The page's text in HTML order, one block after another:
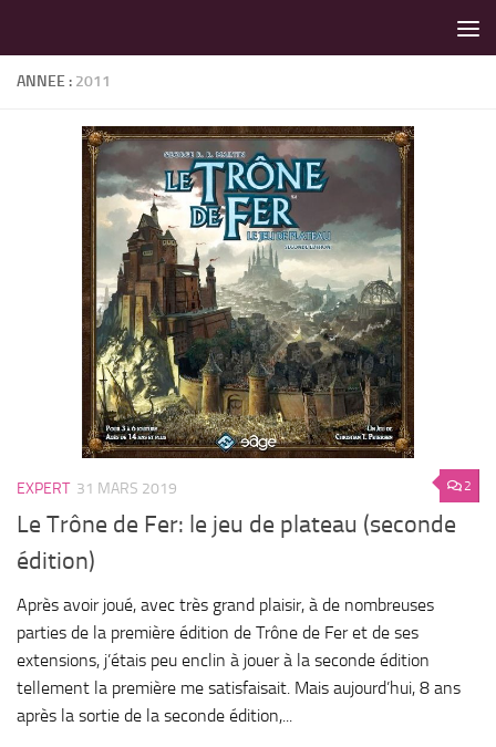
ANNEE : 2011
2
EXPERT 31 MARS 2019
Le Trône de Fer: le jeu de plateau (seconde
édition)
Après avoir joué, avec très grand plaisir, à de nombreuses
parties de la première édition de Trône de Fer et de ses
extensions, j’étais peu enclin à jouer à la seconde édition
tellement la première me satisfaisait. Mais aujourd’hui, 8 ans
après la sortie de la seconde édition,...